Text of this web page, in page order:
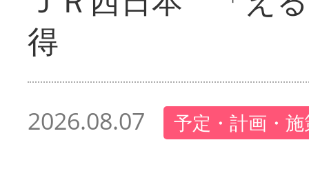
得
2026.08.07 予定・計画・